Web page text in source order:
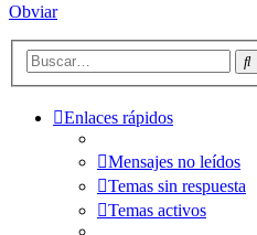
Obviar
Enlaces rápidos
Mensajes no leídos
Temas sin respuesta
Temas activos